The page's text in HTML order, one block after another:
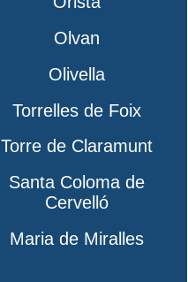
Olvan
Olivella
Torrelles de Foix
Torre de Claramunt
Santa Coloma de
Cervelló
Maria de Miralles